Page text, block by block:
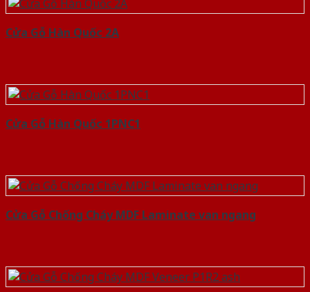
Cửa Gỗ Hàn Quốc 2A
Cửa Gỗ Hàn Quốc 1PNC1
Cửa Gỗ Chống Cháy MDF Laminate van ngang